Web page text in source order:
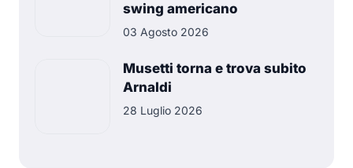
swing americano
03 Agosto 2026
Musetti torna e trova subito
Arnaldi
28 Luglio 2026